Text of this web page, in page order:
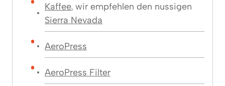
Kaffee, wir empfehlen den nussigen
Sierra Nevada
AeroPress
AeroPress Filter